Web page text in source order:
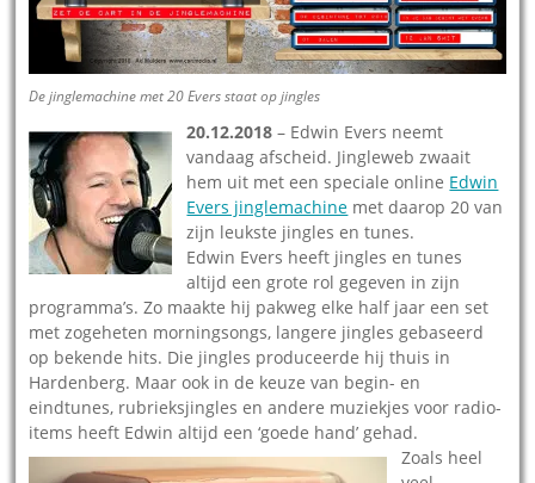
De jinglemachine met 20 Evers staat op jingles
20.12.2018 – Edwin Evers neemt
vandaag afscheid. Jingleweb zwaait
hem uit met een speciale online Edwin
Evers jinglemachine met daarop 20 van
zijn leukste jingles en tunes.
Edwin Evers heeft jingles en tunes
altijd een grote rol gegeven in zijn
programma’s. Zo maakte hij pakweg elke half jaar een set
met zogeheten morningsongs, langere jingles gebaseerd
op bekende hits. Die jingles produceerde hij thuis in
Hardenberg. Maar ook in de keuze van begin- en
eindtunes, rubrieksjingles en andere muziekjes voor radio-
items heeft Edwin altijd een ‘goede hand’ gehad.
Zoals heel